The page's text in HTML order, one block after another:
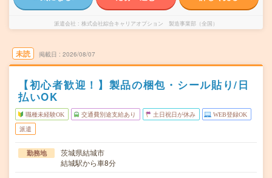
派遣会社 株式会社綜合キャリアオプション 製造事業部（全国）
未読 掲載日 2026/08/07
【初心者歓迎！】製品の梱包・シール貼り/日
払いOK
職種未経験OK 交通費別途支給あり 土日祝日が休み WEB登録OK
派遣
勤務地
茨城県結城市
結城駅から車8分